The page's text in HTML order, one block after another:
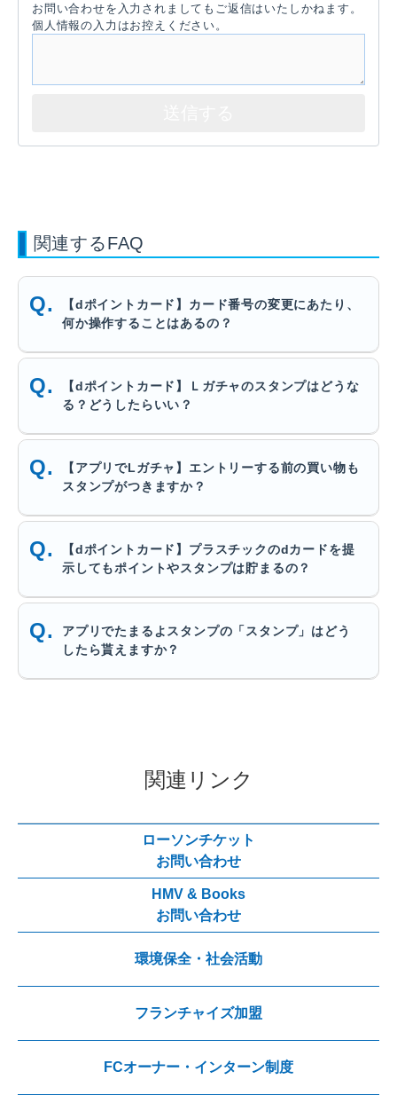
お問い合わせを入力されましてもご返信はいたしかねます。
個人情報の入力はお控えください。
関連するFAQ
【dポイントカード】カード番号の変更にあたり、
何か操作することはあるの？
【dポイントカード】Ｌガチャのスタンプはどうな
る？どうしたらいい？
【アプリでLガチャ】エントリーする前の買い物も
スタンプがつきますか？
【dポイントカード】プラスチックのdカードを提
示してもポイントやスタンプは貯まるの？
アプリでたまるよスタンプの「スタンプ」はどう
したら貰えますか？
関連リンク
ローソンチケット
お問い合わせ
HMV & Books
お問い合わせ
環境保全・社会活動
フランチャイズ加盟
FCオーナー・インターン制度